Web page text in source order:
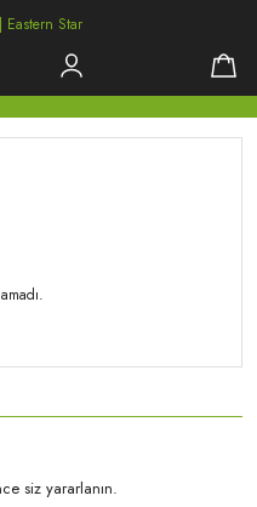
siz yararlanın.